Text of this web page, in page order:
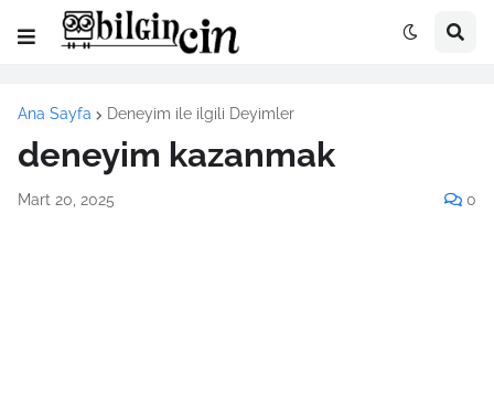
Ana Sayfa Deneyim ile ilgili Deyimler
deneyim kazanmak
Mart 20, 2025 0